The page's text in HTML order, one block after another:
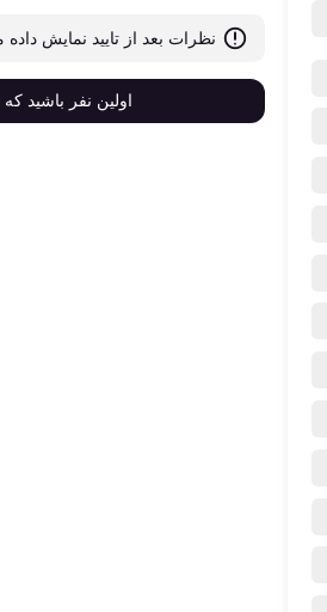
نظرات بعد از تایید نمایش داده
اولین نفر باشید